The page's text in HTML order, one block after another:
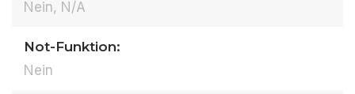
Nein, N/A
Not-Funktion:
Nein